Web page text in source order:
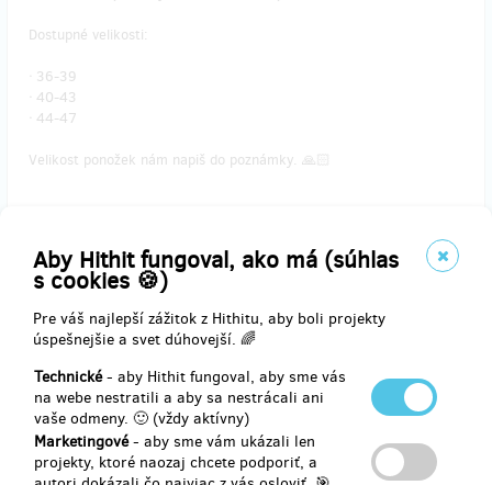
Aby Hithit fungoval, ako má (súhlas
s cookies 🍪)
Pre váš najlepší zážitok z Hithitu, aby boli projekty
úspešnejšie a svet dúhovejší. 🌈
Technické- aby Hithit fungoval, aby sme vás
na webe nestratili a aby sa nestrácali ani
vaše odmeny. 🙂 (vždy aktívny)
Marketingové- aby sme vám ukázali len
projekty, ktoré naozaj chcete podporiť, a
Dostupné velikosti:
ᐧ 36-39
ᐧ 40-43
ᐧ 44-47
Velikost ponožek nám napiš do poznámky. 🙏🏻
Doručenia odmeny: Zásilkovna, do týždňa po ukončení projektu na
14,42 €
predané 126
Průvodce do kapsy 2 | Nových 130 míst do